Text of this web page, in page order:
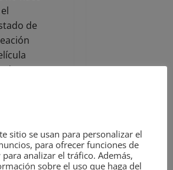
de
del
la
de la
sitio se usan para personalizar el
para ofrecer funciones de
analizar el tráfico. Además,
sobre el uso que haga del